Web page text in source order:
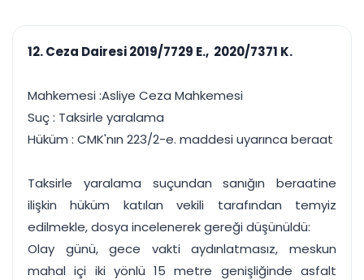
Duruşma ve görev
takvimi
Bildirim
Süreleri asla kaçırmayın
takibi
Tek panelde uçtan uca yönetim
Tüm özellikleri inceleyin Ücretsiz Başlayın
12. Ceza Dairesi 2019/7729 E., 2020/7371 K.
Mahkemesi :Asliye Ceza Mahkemesi
Suç : Taksirle yaralama
Hüküm : CMK'nın 223/2-e. maddesi uyarınca beraat
Taksirle yaralama suçundan sanığın beraatine
ilişkin hüküm katılan vekili tarafından temyiz
edilmekle, dosya incelenerek gereği düşünüldü:
Olay günü, gece vakti aydınlatmasız, meskun
mahal içi iki yönlü 15 metre genişliğinde asfalt